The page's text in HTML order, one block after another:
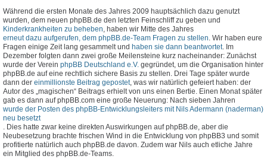
Während die ersten Monate des Jahres 2009 hauptsächlich dazu genutzt
wurden, dem neuen phpBB.de den letzten Feinschliff zu geben und
Kinderkrankheiten zu beheben, haben wir Mitte des Jahres
erneut dazu aufgerufen, dem phpBB.de-Team Fragen zu stellen. Wir haben eure
Fragen einige Zeit lang gesammelt und haben sie dann beantwortet. Im
Dezember folgten dann zwei große Meilensteine kurz nacheinander: Zunächst
wurde der Verein phpBB Deutschland e.V. gegründet, um die Organisation hinter
phpBB.de auf eine rechtlich sichere Basis zu stellen. Drei Tage später wurde
dann der einmillionste Beitrag gepostet, was wir natürlich gefeiert haben: der
Autor des „magischen“ Beitrags erhielt von uns einen Bertie. Einen Monat später
gab es dann auf phpBB.com eine große Neuerung: Nach sieben Jahren
wurde der Posten des phpBB-Entwicklungsleiters mit Nils Adermann (naderman)
neu besetzt
. Dies hatte zwar keine direkten Auswirkungen auf phpBB.de, aber die
Neubesetzung brachte frischen Wind in die Entwicklung von phpBB3 und somit
profitierte natürlich auch phpBB.de davon. Zudem war Nils auch etliche Jahre
ein Mitglied des phpBB.de-Teams.